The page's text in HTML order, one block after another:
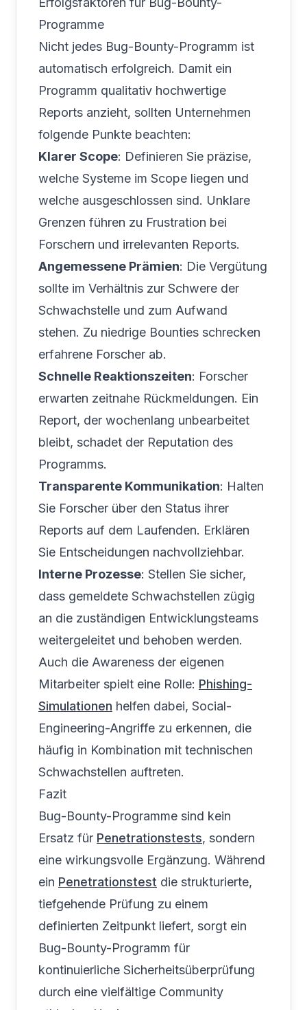
Programme
Nicht jedes Bug-Bounty-Programm ist
automatisch erfolgreich. Damit ein
Programm qualitativ hochwertige
Reports anzieht, sollten Unternehmen
folgende Punkte beachten:
Klarer Scope: Definieren Sie präzise,
welche Systeme im Scope liegen und
welche ausgeschlossen sind. Unklare
Grenzen führen zu Frustration bei
Forschern und irrelevanten Reports.
Angemessene Prämien: Die Vergütung
sollte im Verhältnis zur Schwere der
Schwachstelle und zum Aufwand
stehen. Zu niedrige Bounties schrecken
erfahrene Forscher ab.
Schnelle Reaktionszeiten: Forscher
erwarten zeitnahe Rückmeldungen. Ein
Report, der wochenlang unbearbeitet
bleibt, schadet der Reputation des
Programms.
Transparente Kommunikation: Halten
Sie Forscher über den Status ihrer
Reports auf dem Laufenden. Erklären
Sie Entscheidungen nachvollziehbar.
Interne Prozesse: Stellen Sie sicher,
dass gemeldete Schwachstellen zügig
an die zuständigen Entwicklungsteams
weitergeleitet und behoben werden.
Auch die Awareness der eigenen
Mitarbeiter spielt eine Rolle: Phishing-
Simulationen helfen dabei, Social-
Engineering-Angriffe zu erkennen, die
häufig in Kombination mit technischen
Schwachstellen auftreten.
Fazit
Bug-Bounty-Programme sind kein
Ersatz für Penetrationstests, sondern
eine wirkungsvolle Ergänzung. Während
ein Penetrationstest die strukturierte,
tiefgehende Prüfung zu einem
definierten Zeitpunkt liefert, sorgt ein
Bug-Bounty-Programm für
kontinuierliche Sicherheitsüberprüfung
durch eine vielfältige Community